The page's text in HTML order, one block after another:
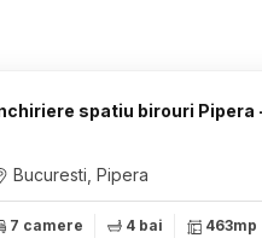
spatiu birouri Pipera
Bucuresti, Pipera
7 camere 4 bai 463mp